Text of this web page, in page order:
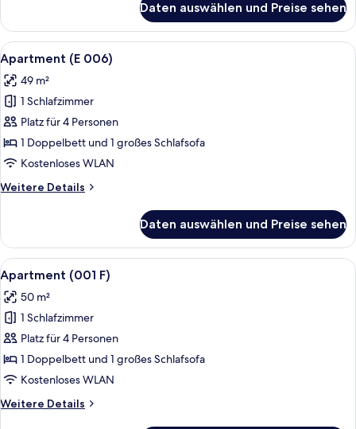
(307)
Daten auswählen und Preise sehen
Alle
Fotos
für
Apartment
(E
006)
anzeigen
Ein modernes Schlafzimmer mit
10
Apartment (E 006)
49 m²
1 Schlafzimmer
Platz für 4 Personen
1 Doppelbett und 1 großes Schlafsofa
Kostenloses WLAN
Weitere Details
Weitere
(E
006)
Daten auswählen und Preise sehen
Alle
Fotos
für
Apartment
(001
F)
anzeigen
Ein modernes Wohnzimmer mit
12
Apartment (001 F)
50 m²
1 Schlafzimmer
Platz für 4 Personen
1 Doppelbett und 1 großes Schlafsofa
Kostenloses WLAN
Weitere Details
Weitere